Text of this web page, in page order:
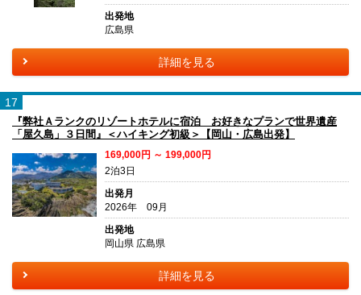
出発地
広島県
詳細を見る
17
『弊社Ａランクのリゾートホテルに宿泊 お好きなプランで世界遺産
「屋久島」３日間』＜ハイキング初級＞【岡山・広島出発】
169,000円 ～ 199,000円
2泊3日
出発月
2026年 09月
出発地
岡山県 広島県
詳細を見る